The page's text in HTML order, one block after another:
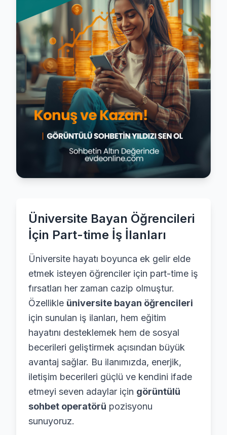
Üniversite Bayan Öğrencileri
İçin Part-time İş İlanları
Üniversite hayatı boyunca ek gelir elde
etmek isteyen öğrenciler için part-time iş
fırsatları her zaman cazip olmuştur.
Özellikle üniversite bayan öğrencileri
için sunulan iş ilanları, hem eğitim
hayatını desteklemek hem de sosyal
becerileri geliştirmek açısından büyük
avantaj sağlar. Bu ilanımızda, enerjik,
iletişim becerileri güçlü ve kendini ifade
etmeyi seven adaylar için görüntülü
sohbet operatörü pozisyonu
sunuyoruz.